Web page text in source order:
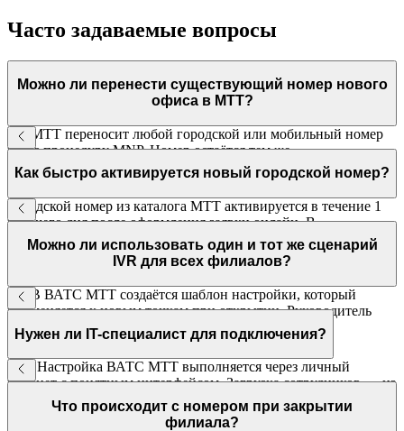
Часто задаваемые вопросы
Можно ли перенести существующий номер нового
офиса в МТТ?
Да. МТТ переносит любой городской или мобильный номер
через процедуру MNP. Номер остаётся тем же,
функциональность ВАТС добавляется автоматически.
Как быстро активируется новый городской номер?
Городской номер из каталога МТТ активируется в течение 1
рабочего дня после оформления заявки онлайн. В
большинстве случаев — в течение нескольких часов.
Можно ли использовать один и тот же сценарий
IVR для всех филиалов?
Да. В ВАТС МТТ создаётся шаблон настройки, который
применяется к новым точкам при открытии. Руководитель
адаптирует под нужды каждого офиса — без
программирования.
Нужен ли IT-специалист для подключения?
Нет. Настройка ВАТС МТТ выполняется через личный
кабинет с понятным интерфейсом. Загрузка сотрудников — из
Excel-файла. Служба поддержки МТТ доступна 24/7.
Что происходит с номером при закрытии
филиала?